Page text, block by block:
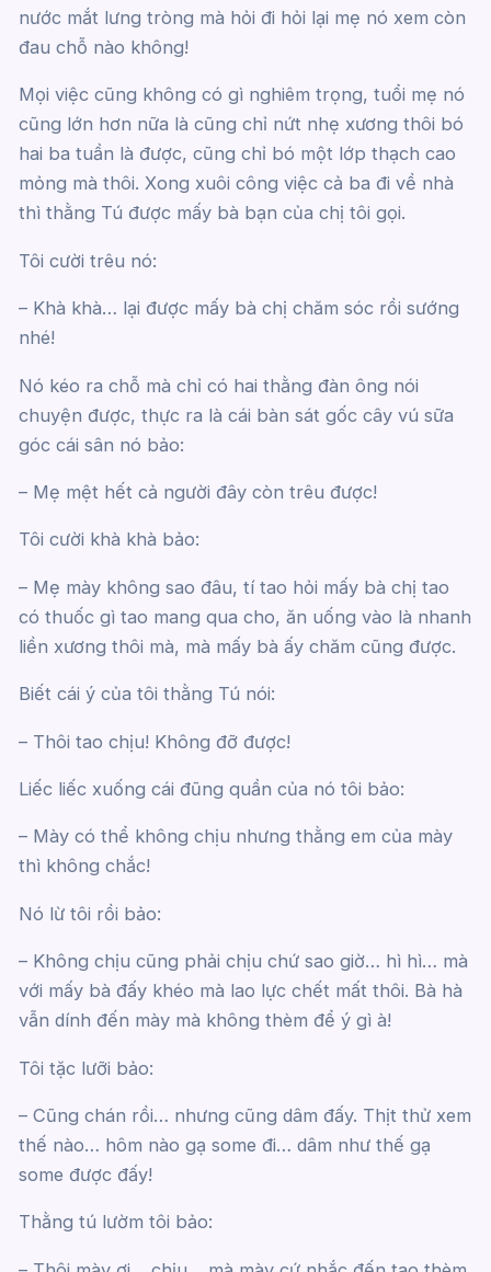
nước mắt lưng tròng mà hỏi đi hỏi lại mẹ nó xem còn
đau chỗ nào không!
Mọi việc cũng không có gì nghiêm trọng, tuổi mẹ nó
cũng lớn hơn nữa là cũng chỉ nứt nhẹ xương thôi bó
hai ba tuần là được, cũng chỉ bó một lớp thạch cao
mỏng mà thôi. Xong xuôi công việc cả ba đi về nhà
thì thằng Tú được mấy bà bạn của chị tôi gọi.
Tôi cười trêu nó:
– Khà khà… lại được mấy bà chị chăm sóc rồi sướng
nhé!
Nó kéo ra chỗ mà chỉ có hai thằng đàn ông nói
chuyện được, thực ra là cái bàn sát gốc cây vú sữa
góc cái sân nó bảo:
– Mẹ mệt hết cả người đây còn trêu được!
Tôi cười khà khà bảo:
– Mẹ mày không sao đâu, tí tao hỏi mấy bà chị tao
có thuốc gì tao mang qua cho, ăn uống vào là nhanh
liền xương thôi mà, mà mấy bà ấy chăm cũng được.
Biết cái ý của tôi thằng Tú nói:
– Thôi tao chịu! Không đỡ được!
Liếc liếc xuống cái đũng quần của nó tôi bảo:
– Mày có thể không chịu nhưng thằng em của mày
thì không chắc!
Nó lừ tôi rồi bảo:
– Không chịu cũng phải chịu chứ sao giờ… hì hì… mà
với mấy bà đấy khéo mà lao lực chết mất thôi. Bà hà
vẫn dính đến mày mà không thèm để ý gì à!
Tôi tặc lưỡi bảo:
– Cũng chán rồi… nhưng cũng dâm đấy. Thịt thử xem
thế nào… hôm nào gạ some đi… dâm như thế gạ
some được đấy!
Thằng tú lườm tôi bảo: